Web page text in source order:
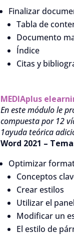
Finalizar
Tabla de
Documento
Índice
Citas y
MEDIAplus
En este módulo le
compuesta por 12
1ayuda teórica
Word 2021 –
Optimizar
Conceptos
Crear estilos
Utilizar el
Modificar un
El estilo de